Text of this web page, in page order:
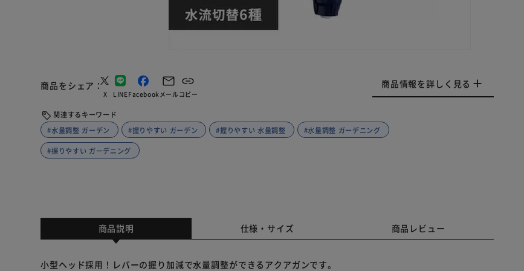
商品をシェア
X LINEFacebook メールコピー
商品情報を詳しく見る
関連するキーワード
#水量調整 ガーデン
#握りやすい ガーデン #握りやすい 水量調整 #水量調整 ガーデニング
#握りやすい ガーデニング
商品説明 仕様・サイズ 商品レビュー
小型ヘッド採用！レバーの握り加減で水量調整ができるアクアガンです。